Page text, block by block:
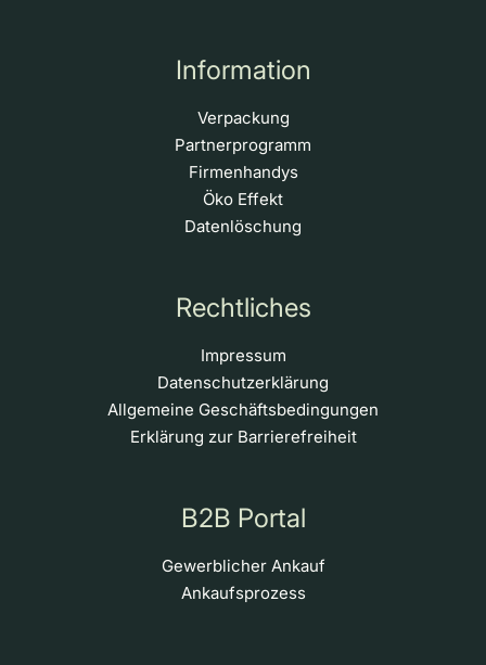
Information
Verpackung
Partnerprogramm
Firmenhandys
Öko Effekt
Datenlöschung
Rechtliches
Impressum
Datenschutzerklärung
Allgemeine Geschäftsbedingungen
Erklärung zur Barrierefreiheit
B2B Portal
Gewerblicher Ankauf
Ankaufsprozess